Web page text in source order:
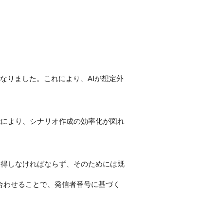
りました。これにより、AIが想定外
より、シナリオ作成の効率化が図れ
しなければならず、そのためには既
せることで、発信者番号に基づく